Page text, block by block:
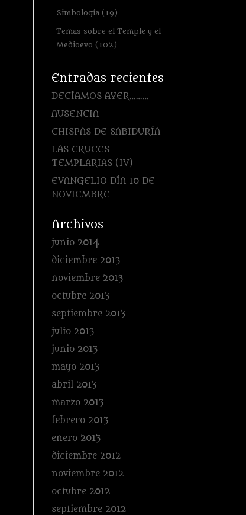
Simbología (19)
Temas sobre el Temple y el
Medioevo (102)
Entradas recientes
DECÍAMOS AYER………
AUSENCIA
CHISPAS DE SABIDURÍA
LAS CRUCES
TEMPLARIAS (IV)
EVANGELIO DÍA 10 DE
NOVIEMBRE
Archivos
junio 2014
diciembre 2013
noviembre 2013
octubre 2013
septiembre 2013
julio 2013
junio 2013
mayo 2013
abril 2013
marzo 2013
febrero 2013
enero 2013
diciembre 2012
noviembre 2012
octubre 2012
septiembre 2012